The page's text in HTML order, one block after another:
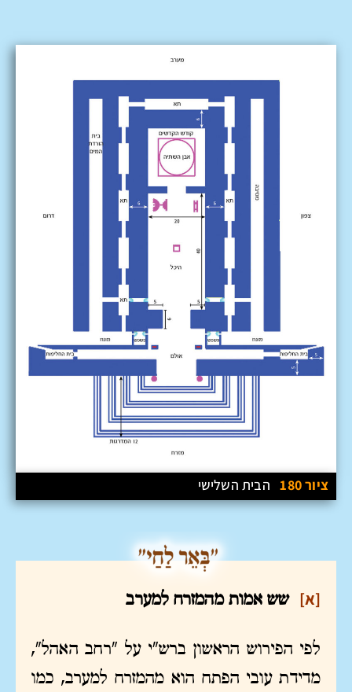
ציור 180 הבית השלישי
[א] שש אמות מהמזרח למערב
לפי הפירוש הראשון ברש"י על "רחב האהל",
מדידת עובי הפתח הוא מהמזרח למערב, כמו